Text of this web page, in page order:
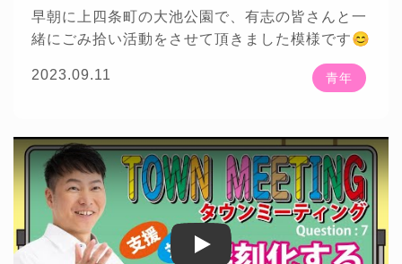
早朝に上四条町の大池公園で、有志の皆さんと一
緒にごみ拾い活動をさせて頂きました模様です😊
2023.09.11
青年